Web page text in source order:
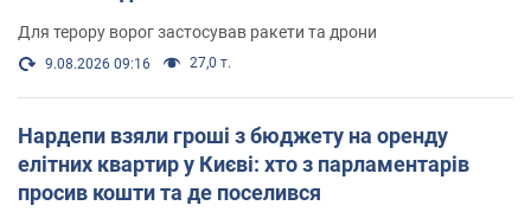
Для терору ворог застосував ракети та дрони
9.08.2026 09:16 27,0 т.
Нардепи взяли гроші з бюджету на оренду
елітних квартир у Києві: хто з парламентарів
просив кошти та де поселився